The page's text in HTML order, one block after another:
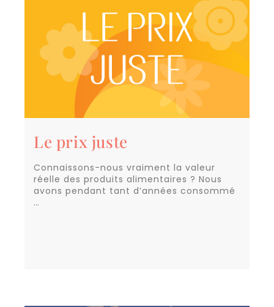
Le prix juste
Connaissons-nous vraiment la valeur
réelle des produits alimentaires ? Nous
avons pendant tant d’années consommé
…